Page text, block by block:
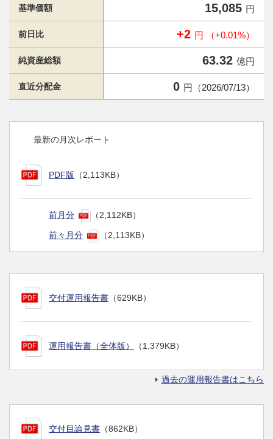
基準価額 15,085 円
前日比 +2 円 （+0.01%）
純資産総額 63.32 億円
直近分配金 0 円（2026/07/13）
最新の月次レポート
PDF版 （2,113KB）
前月分 （2,112KB）
前々月分 （2,113KB）
交付運用報告書 （629KB）
運用報告書（全体版） （1,379KB）
過去の運用報告書はこちら
交付目論見書 （862KB）